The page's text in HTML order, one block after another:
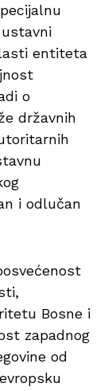
entiteta
o
državnih
i odlučan
Bosne i
zapadnog
od